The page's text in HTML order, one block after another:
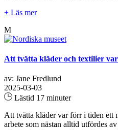
+ Läs mer
M
Att tvätta kläder och textilier
av: Jane Fredlund
2025-03-03
Lästid 17 minuter
Att tvätta kläder var förr i tiden ett
arbete som nästan alltid utfördes